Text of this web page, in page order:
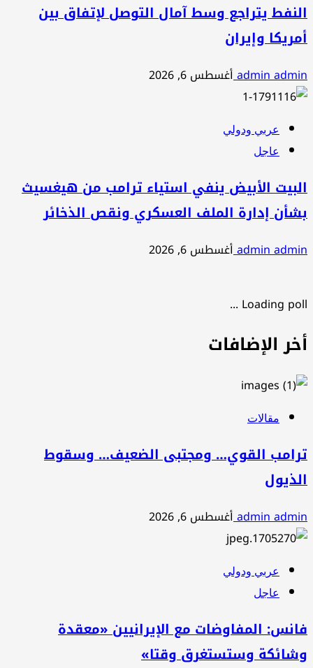
النفط يتراجع وسط آمال التوصل لإتفاق بين
أمريكا وإيران
admin adminأغسطس 6, 2026
عربي ودولي
عاجل
البيت الأبيض ينفي استياء ترامب من هيغسيث
بشأن إدارة الملف العسكري ونقص الذخائر
admin adminأغسطس 6, 2026
Loading poll ...
أخر الإضافات
مقالات
ترامب القوي… ومجتبى الضعيف… وسقوط
الذيول
admin adminأغسطس 6, 2026
عربي ودولي
عاجل
فانس: المفاوضات مع الإيرانيين «معقدة
وشائكة وستستغرق وقتا»